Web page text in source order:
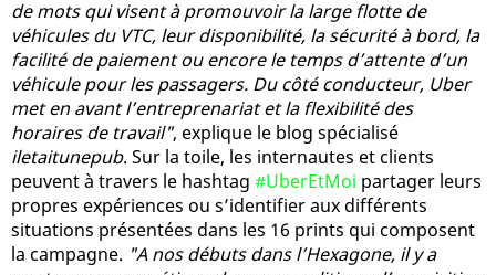
de mots qui visent à promouvoir la large flotte de
véhicules du VTC, leur disponibilité, la sécurité à bord, la
facilité de paiement ou encore le temps d’attente d’un
véhicule pour les passagers. Du côté conducteur, Uber
met en avant l’entreprenariat et la flexibilité des
horaires de travail", explique le blog spécialisé
iletaitunepub. Sur la toile, les internautes et clients
peuvent à travers le hashtag #UberEtMoi partager leurs
propres expériences ou s’identifier aux différents
situations présentées dans les 16 prints qui composent
la campagne. "A nos débuts dans l’Hexagone, il y a